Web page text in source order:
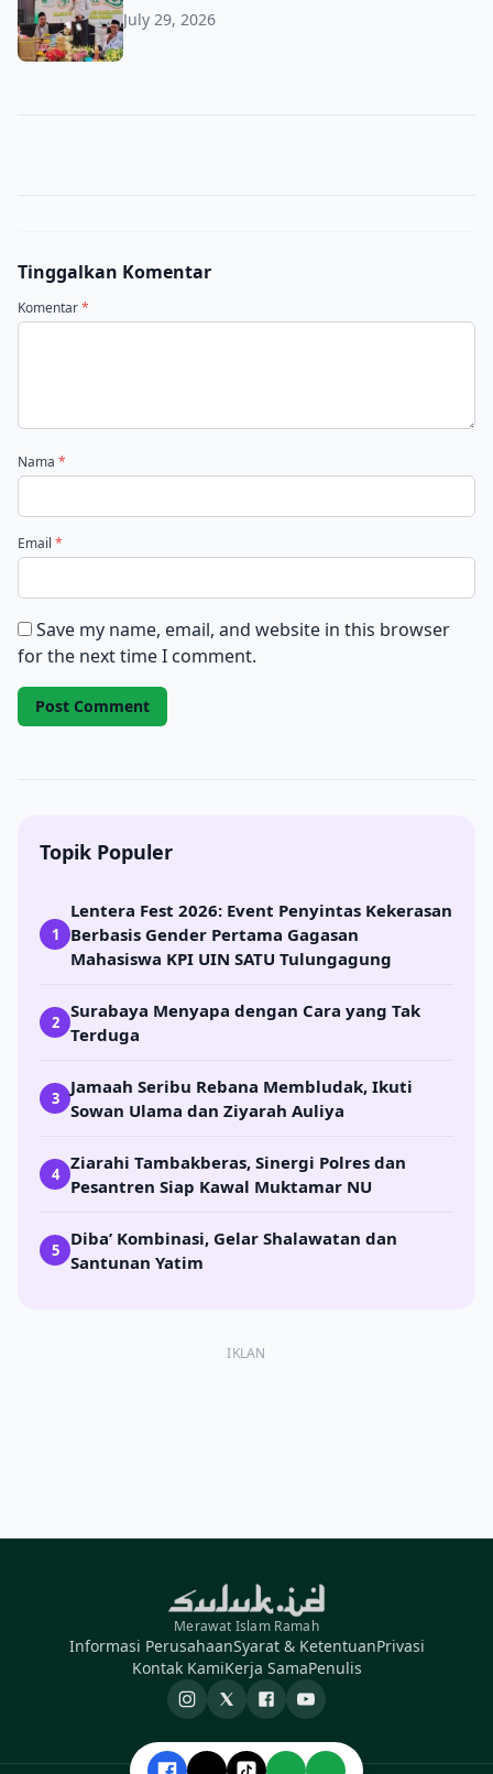
July 29, 2026
Tinggalkan Komentar
Komentar*
Nama *
Email *
Save my name, email, and website in this browser
for the next time I comment.
Topik Populer
1
Lentera Fest 2026: Event Penyintas Kekerasan
Berbasis Gender Pertama Gagasan
Mahasiswa KPI UIN SATU Tulungagung
2
Surabaya Menyapa dengan Cara yang Tak
Terduga
3
Jamaah Seribu Rebana Membludak, Ikuti
Sowan Ulama dan Ziyarah Auliya
4
Ziarahi Tambakberas, Sinergi Polres dan
Pesantren Siap Kawal Muktamar NU
5
Diba’ Kombinasi, Gelar Shalawatan dan
Santunan Yatim
IKLAN
Merawat Islam Ramah
Informasi PerusahaanSyarat & KetentuanPrivasi
Kontak KamiKerja SamaPenulis
Instagram
X FacebookYouTube